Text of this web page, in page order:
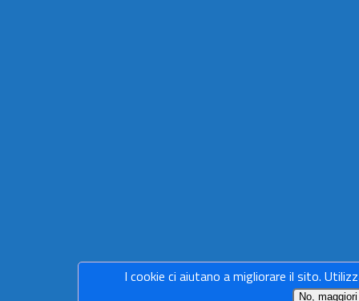
I cookie ci aiutano a migliorare il sito.
No,